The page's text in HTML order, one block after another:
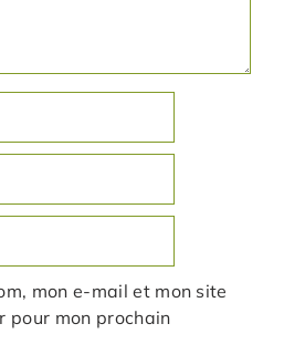
mon e-mail et mon site
pour mon prochain